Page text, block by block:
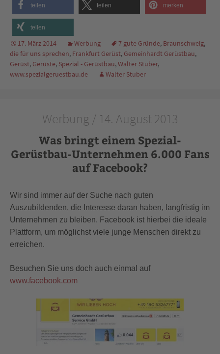
teilen teilen merken
teilen
17. März 2014 Werbung 7 gute Gründe, Braunschweig,
die für uns sprechen, Frankfurt Gerüst, Gemeinhardt Gerüstbau,
Gerüst, Gerüste, Spezial - Gerüstbau,Walter Stuber,
www.spezialgeruestbau.de
Walter Stuber
Werbung / 14. August 2013
Was bringt einem Spezial-
Gerüstbau-Unternehmen 6.000 Fans
auf Facebook?
Wir sind immer auf der Suche nach guten
Auszubildenden, die Interesse daran haben, langfristig im
Unternehmen zu bleiben. Facebook ist hierbei die ideale
Plattform, um möglichst viele junge Menschen direkt zu
erreichen.
Besuchen Sie uns doch auch einmal auf
www.facebook.com